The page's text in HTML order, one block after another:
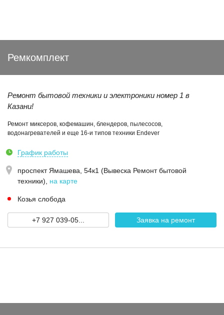
Ремкомплект
Ремонт бытовой техники и электроники номер 1 в
Казани!
Ремонт миксеров, кофемашин, блендеров, пылесосов,
водонагревателей и еще 16-и типов техники Endever
График работы
проспект Ямашева, 54к1 (Вывеска Ремонт бытовой
техники)
на карте
Козья слобода
+7 927 039-05... Заявка на ремонт